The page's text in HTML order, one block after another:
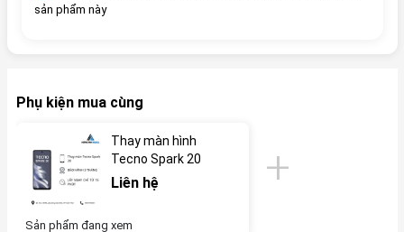
sản phẩm này
Phụ kiện mua cùng
Thay màn hình
Tecno Spark 20
Liên hệ
Sản phẩm đang xem